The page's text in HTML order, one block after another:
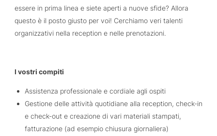
essere in prima linea e siete aperti a nuove sfide? Allora
questo è il posto giusto per voi! Cerchiamo veri talenti
organizzativi nella reception e nelle prenotazioni.
I vostri compiti
Assistenza professionale e cordiale agli ospiti
Gestione delle attività quotidiane alla reception, check-in
e check-out e creazione di vari materiali stampati,
fatturazione (ad esempio chiusura giornaliera)